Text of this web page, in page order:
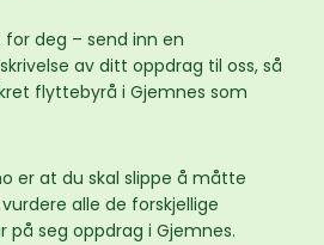
deg – send inn en
av ditt oppdrag til oss, så
flyttebyrå i Gjemnes som
er at du skal slippe å måtte
alle de forskjellige
seg oppdrag i Gjemnes.